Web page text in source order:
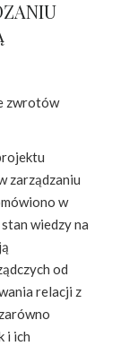
zwrotów
zarządzaniu
w
wiedzy na
od
relacji z
i ich